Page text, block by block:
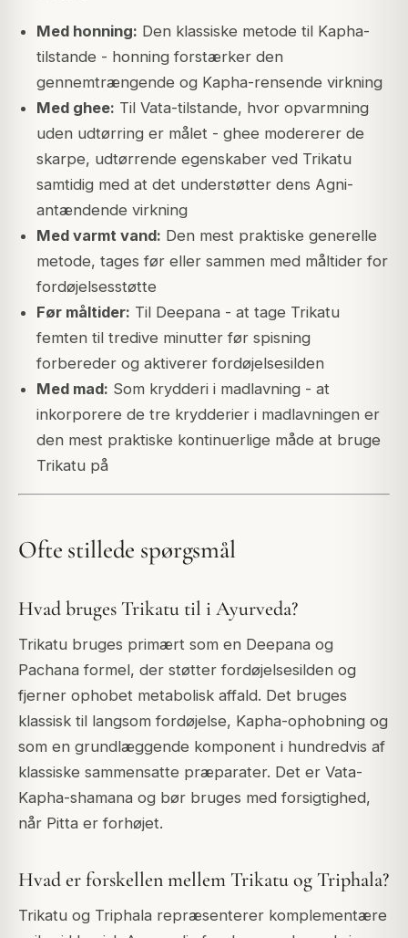
Med honning: Den klassiske metode til Kapha-
tilstande - honning forstærker den
gennemtrængende og Kapha-rensende virkning
Med ghee: Til Vata-tilstande, hvor opvarmning
uden udtørring er målet - ghee modererer de
skarpe, udtørrende egenskaber ved Trikatu
samtidig med at det understøtter dens Agni-
antændende virkning
Med varmt vand: Den mest praktiske generelle
metode, tages før eller sammen med måltider for
fordøjelsesstøtte
Før måltider: Til Deepana - at tage Trikatu
femten til tredive minutter før spisning
forbereder og aktiverer fordøjelsesilden
Med mad: Som krydderi i madlavning - at
inkorporere de tre krydderier i madlavningen er
den mest praktiske kontinuerlige måde at bruge
Trikatu på
Ofte stillede spørgsmål
Hvad bruges Trikatu til i Ayurveda?
Trikatu bruges primært som en Deepana og
Pachana formel, der støtter fordøjelsesilden og
fjerner ophobet metabolisk affald. Det bruges
klassisk til langsom fordøjelse, Kapha-ophobning og
som en grundlæggende komponent i hundredvis af
klassiske sammensatte præparater. Det er Vata-
Kapha-shamana og bør bruges med forsigtighed,
når Pitta er forhøjet.
Hvad er forskellen mellem Trikatu og Triphala?
Trikatu og Triphala repræsenterer komplementære